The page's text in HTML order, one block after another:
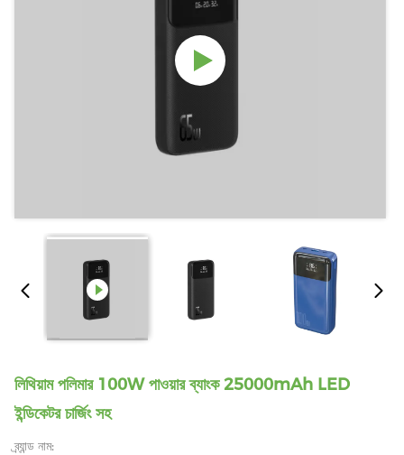
লিথিয়াম পলিমার 100W পাওয়ার ব্যাংক 25000mAh LED
ইন্ডিকেটর চার্জিং সহ
ব্র্যান্ড নাম: